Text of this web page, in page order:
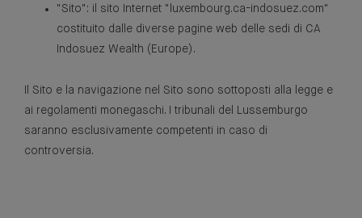
"Sito": il sito Internet "luxembourg.ca-indosuez.com"
costituito dalle diverse pagine web delle sedi di CA
Indosuez Wealth (Europe).
Il Sito e la navigazione nel Sito sono sottoposti alla legge e
ai regolamenti monegaschi. I tribunali del Lussemburgo
saranno esclusivamente competenti in caso di
controversia.